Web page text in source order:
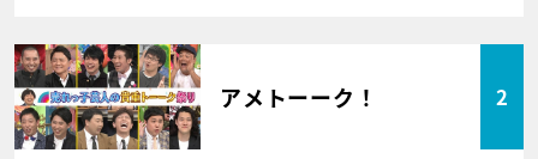
アメトーーク！ 2